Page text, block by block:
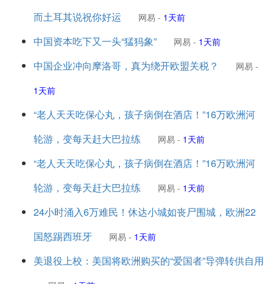
而土耳其说祝你好运
网易 - 1天前
中国资本吃下又一头“猛犸象” 网易 - 1天前
中国企业冲向摩洛哥，真为绕开欧盟关税？ 网易 -
1天前
“老人天天吃保心丸，孩子病倒在酒店！”16万欧洲河
轮游，变每天赶大巴拉练
网易 - 1天前
“老人天天吃保心丸，孩子病倒在酒店！”16万欧洲河
轮游，变每天赶大巴拉练
网易 - 1天前
24小时涌入6万难民！休达小城如丧尸围城，欧洲22
国怒踢西班牙
网易 - 1天前
美退役上校：美国将欧洲购买的“爱国者”导弹转供自用